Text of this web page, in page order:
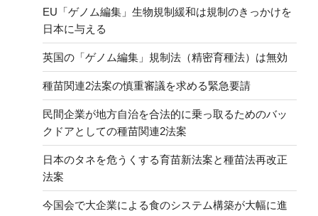
EU「ゲノム編集」生物規制緩和は規制のきっかけを
日本に与える
英国の「ゲノム編集」規制法（精密育種法）は無効
種苗関連2法案の慎重審議を求める緊急要請
民間企業が地方自治を合法的に乗っ取るためのバッ
クドアとしての種苗関連2法案
日本のタネを危うくする育苗新法案と種苗法再改正
法案
今国会で大企業による食のシステム構築が大幅に進